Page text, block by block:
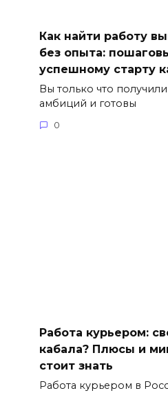
Как найти работу
без опыта:
успешному старту
Вы только что
амбиций и готовы
0
Работа курьером:
кабала? Плюсы и
стоит знать
Работа курьером в